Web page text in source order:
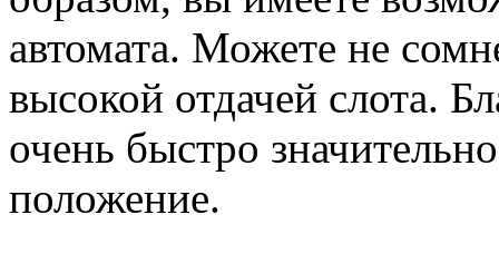
автомата. Можете не
высокой отдачей слота.
очень быстро
положение.